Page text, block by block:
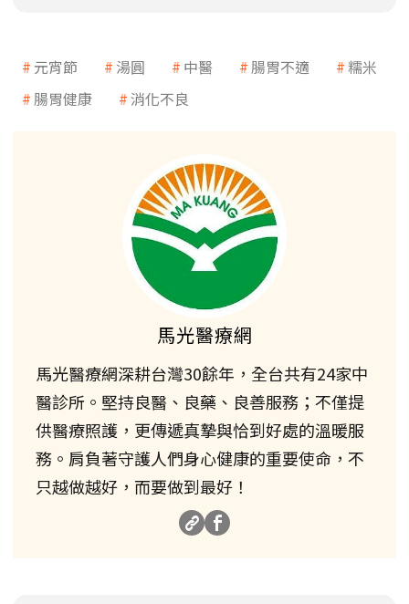
元宵節 湯圓 中醫 腸胃不適
糯米
腸胃健康
消化不良
馬光醫療網
馬光醫療網深耕台灣30餘年，全台共有24家中
醫診所。堅持良醫、良藥、良善服務；不僅提
供醫療照護，更傳遞真摯與恰到好處的溫暖服
務。肩負著守護人們身心健康的重要使命，不
只越做越好，而要做到最好！